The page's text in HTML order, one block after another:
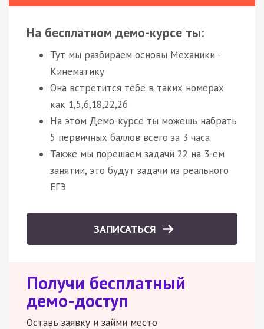
На бесплатном демо-курсе ты:
Тут мы разбираем основы Механики -
Кинематику
Она встретится тебе в таких номерах
как 1,5,6,18,22,26
На этом Демо-курсе ты можешь набрать
5 первичных баллов всего за 3 часа
Также мы порешаем задачи 22 на 3-ем
занятии, это будут задачи из реального
ЕГЭ
ЗАПИСАТЬСЯ
Получи бесплатный
демо-доступ
Оставь заявку и займи место